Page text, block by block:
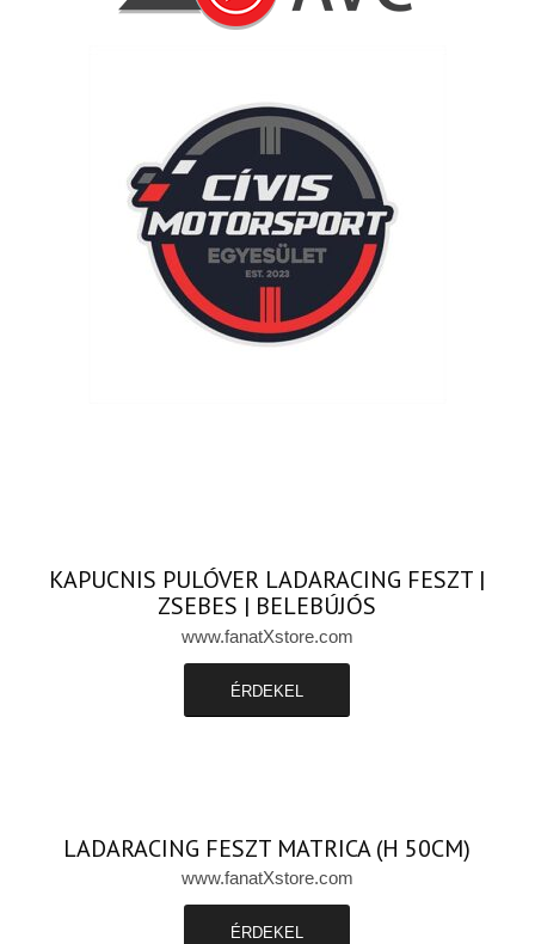
KAPUCNIS PULÓVER LADARACING FESZT |
ZSEBES | BELEBÚJÓS
www.fanatXstore.com
ÉRDEKEL
LADARACING FESZT MATRICA (H 50CM)
www.fanatXstore.com
ÉRDEKEL